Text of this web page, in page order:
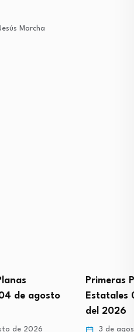
Marcha
Primeras Planas
Estatales 03 de
del 2026
3 de agosto de